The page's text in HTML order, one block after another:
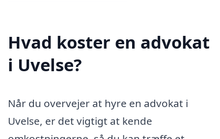
Hvad koster en advokat
i Uvelse?
Når du overvejer at hyre en advokat i
Uvelse, er det vigtigt at kende